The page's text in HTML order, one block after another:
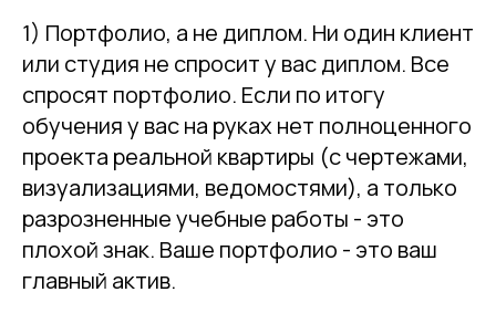
1) Портфолио, а не диплом. Ни один клиент
или студия не спросит у вас диплом. Все
спросят портфолио. Если по итогу
обучения у вас на руках нет полноценного
проекта реальной квартиры (с чертежами,
визуализациями, ведомостями), а только
разрозненные учебные работы - это
плохой знак. Ваше портфолио - это ваш
главный актив.